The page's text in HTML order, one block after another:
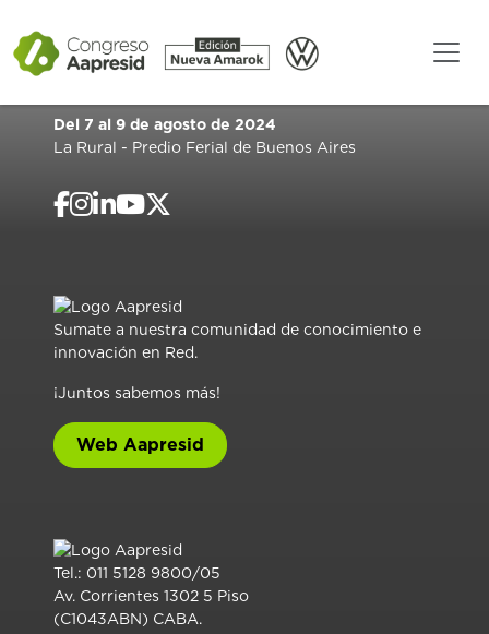
Del 7 al 9 de agosto de 2024
La Rural - Predio Ferial de Buenos Aires
Sumate a nuestra comunidad de conocimiento e
innovación en Red.
¡Juntos sabemos más!
Web Aapresid
Tel.: 011 5128 9800/05
Av. Corrientes 1302 5 Piso
(C1043ABN) CABA.